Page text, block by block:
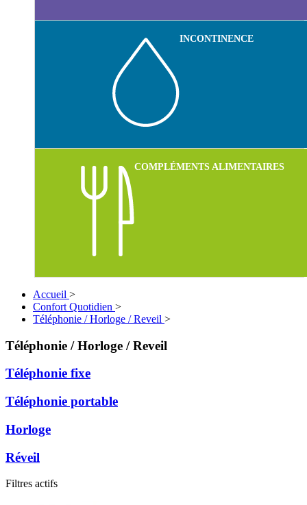
INCONTINENCE
COMPLÉMENTS ALIMENTAIRES
Accueil >
Confort Quotidien >
Téléphonie / Horloge / Reveil >
Téléphonie / Horloge / Reveil
Téléphonie fixe
Téléphonie portable
Horloge
Réveil
Filtres actifs